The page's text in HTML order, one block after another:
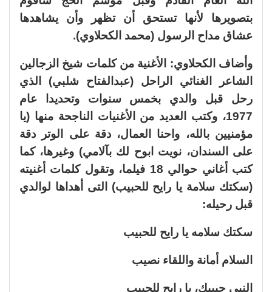
بتصويرها لأنها تستحق أن تظهر وأن يشاهدها
عشاق مداح الرسول (محمد الكحلاوي).
وأضاف الكحلاوي: الأغنية من كلمات شيخ الزجالين
الشاعر الغنائي الراحل (عبدالفتاح شلبي) الذي
رحل قبل والدي بخمس سنوات وتحديدا عام
1977، وكتب العديد من الأغنيات الناجحة منها (يا
مؤمنيين بالله، واحنا العمال، دقة على الوتر دقة
على السندان، نويت ابوح لك بآلامي) وغيرها، كما
كتب أغاني حوالي 18 فيلما، وتقول كلمات أغنيته
(سكتك سلامة يا رايح للحبيب) التى أهداها لوالدي
قبل رحيله:
سكتك سلامه يا رايح للحبيب
السلام أمانة واللقاء نصيب
النبي حبيبك، يا رايح للحبيب